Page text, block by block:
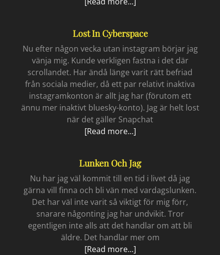
Lost In Cyberspace
Nu efter någon vecka utan instagram börjar jag
vänja mig. Kunde verkligen fastna i det där
scrollandet. Har ändå länge varit rätt befriad
från sociala medier, då ett par relativt inaktiva
instagramkonton är allt jag har (förutom ett
ännu mer inaktivt bluesky-konto). Jag är helt lost
när det gäller Snapchat
[Read more...]Lost
Lunken Och Jag
Nu har jag väl kommit till en tid i livet då jag
gärna vill finna och bli vän med vardagslunken.
Det har väl inte varit så viktigt för mig förr,
snarare någonting jag har undvikit. Tror
egentligen inte alls att det handlar om att bli
äldre. Det handlar mer om
[Read more...]Lunken